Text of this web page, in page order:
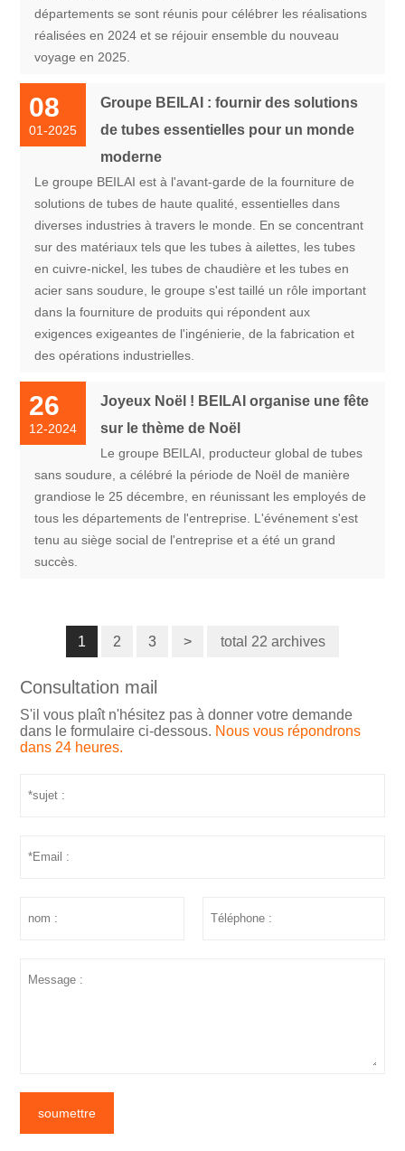
départements se sont réunis pour célébrer les réalisations
réalisées en 2024 et se réjouir ensemble du nouveau
voyage en 2025.
08
01-2025
Groupe BEILAI : fournir des solutions
de tubes essentielles pour un monde
moderne
Le groupe BEILAI est à l'avant-garde de la fourniture de
solutions de tubes de haute qualité, essentielles dans
diverses industries à travers le monde. En se concentrant
sur des matériaux tels que les tubes à ailettes, les tubes
en cuivre-nickel, les tubes de chaudière et les tubes en
acier sans soudure, le groupe s'est taillé un rôle important
dans la fourniture de produits qui répondent aux
exigences exigeantes de l'ingénierie, de la fabrication et
des opérations industrielles.
26
12-2024
Joyeux Noël ! BEILAI organise une fête
sur le thème de Noël
Le groupe BEILAI, producteur global de tubes
sans soudure, a célébré la période de Noël de manière
grandiose le 25 décembre, en réunissant les employés de
tous les départements de l'entreprise. L'événement s'est
tenu au siège social de l'entreprise et a été un grand
succès.
1 2 3 > total 22 archives
Consultation mail
S'il vous plaît n'hésitez pas à donner votre demande
dans le formulaire ci-dessous. Nous vous répondrons
dans 24 heures.
soumettre